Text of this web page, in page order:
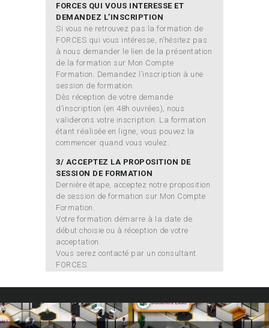
FORCES QUI VOUS INTERESSE ET
DEMANDEZ L’INSCRIPTION
Si vous ne retrouvez pas la formation de
FORCES qui vous intéresse, n’hésitez pas
à nous demander le lien de la présentation
de la formation sur Mon Compte
Formation. Demandez l’inscription à une
session de formation.
Dès réception de votre demande
d’inscription (en 48h ouvrées), nous
validerons votre inscription. La formation
étant réalisée en ligne, vous pouvez la
commencer quand vous voulez.
3/ ACCEPTEZ LA PROPOSITION DE
SESSION DE FORMATION
Dernière étape, acceptez notre proposition
de session de formation sur Mon Compte
Formation.
Votre formation démarre à la date de
début choisie ou à réception de votre
acceptation.
Vous serez contacté par un consultant
FORCES.